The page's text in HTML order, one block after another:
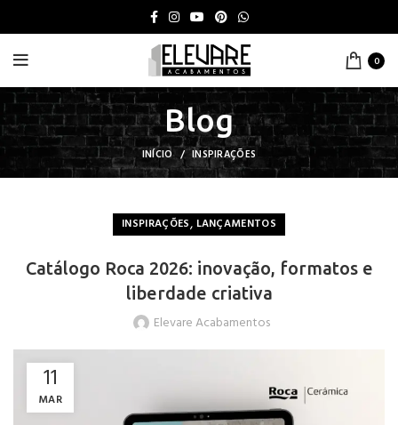
0
Blog
INÍCIO INSPIRAÇÕES
INSPIRAÇÕES, LANÇAMENTOS
Catálogo Roca 2026: inovação, formatos e
liberdade criativa
Elevare Acabamentos
11
MAR